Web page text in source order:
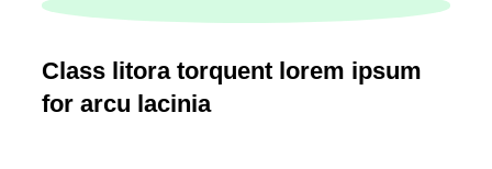
Class litora torquent lorem ipsum
for arcu lacinia